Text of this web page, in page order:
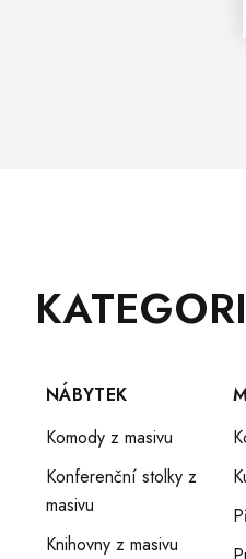
Přeskočit
kategorie
NÁBYTEK
Komody z masivu
Konferenční stolky z
masivu
Knihovny z masivu